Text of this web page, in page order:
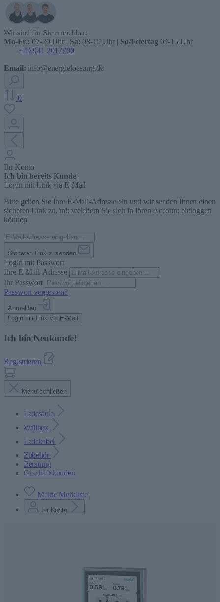
Wir sind für Sie erreichbar:
Mo-Fr.: 07-20 Uhr | Sa: 08-15 Uhr | So/Feiertag 09-15 Uhr
+49 941 2017700
Email: info@energieloesung.de
0
Ihr Konto
Ich bin bereits Kunde
Login mit Link via E-Mail
Bitte geben Sie Ihre E-Mail-Adresse ein und wir senden Ihnen einen
sicheren Link zu, mit welchem Sie sich in Ihren Account einloggen
können.
Sicheren Link zusenden
Login mit Passwort
Ihre E-Mail-Adresse
Ihr Passwort
Passwort vergessen?
Anmelden
Login mit Link via E-Mail
Ich bin Neukunde!
Registrieren
Menü schließen
Ladesäule
Wallbox
Ladekabel
Zubehör
Beratung
Geschäftskunden
Meine Merkliste
Ihr Konto